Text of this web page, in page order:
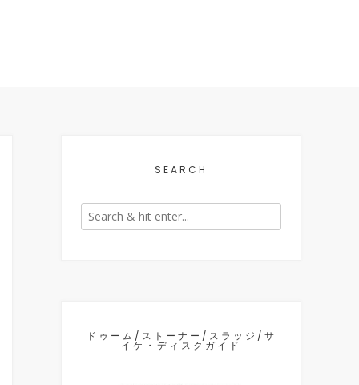
SEARCH
ドゥーム/ストーナー/スラッジ/サ
イケ・ディスクガイド